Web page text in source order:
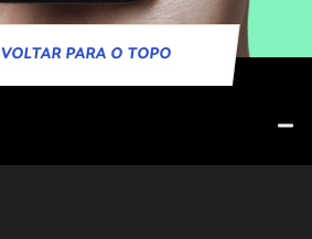
VOLTAR PARA O TOPO